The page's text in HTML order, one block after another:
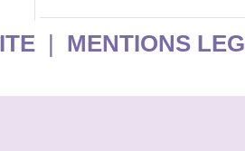
| MENTIONS